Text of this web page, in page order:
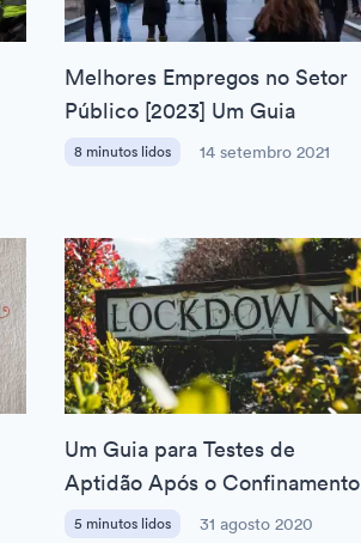
Melhores Empregos no Setor
Público [2023] Um Guia
8 minutos lidos 14 setembro 2021
Um Guia para Testes de
Aptidão Após o Confinamento
5 minutos lidos 31 agosto 2020